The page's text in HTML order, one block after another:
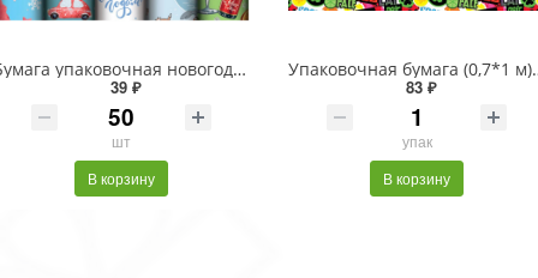
Бумага упаковочная новогодняя "Веселый Новый Год" 70х100см 10 дизайнов ассорти ЗОЛОТАЯ СКАЗКА 592563
39 ₽
шт
В корзину
Упаковочная
83 ₽
упак
В корзину